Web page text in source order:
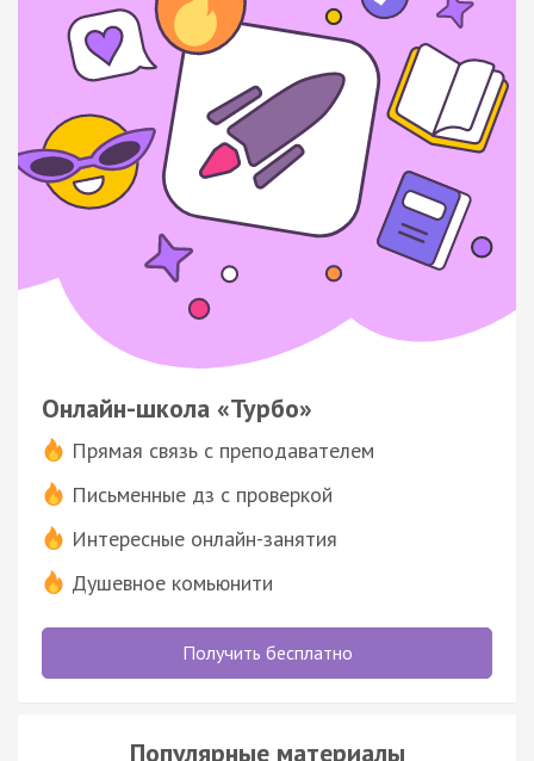
Онлайн-школа «Турбо»
Прямая связь с преподавателем
Письменные дз с проверкой
Интересные онлайн-занятия
Душевное комьюнити
Получить бесплатно
Популярные материалы